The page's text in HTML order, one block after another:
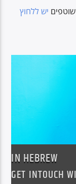
יש ללחוץ
IN HEBREW
GET INTOUCH